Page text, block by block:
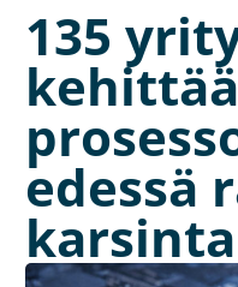
135
edessä
karsinta